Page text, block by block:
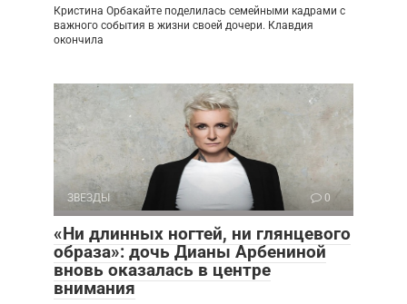
Кристина Орбакайте поделилась семейными кадрами с
важного события в жизни своей дочери. Клавдия
окончила
ЗВЕЗДЫ 0
«Ни длинных ногтей, ни глянцевого
образа»: дочь Дианы Арбениной
вновь оказалась в центре
внимания